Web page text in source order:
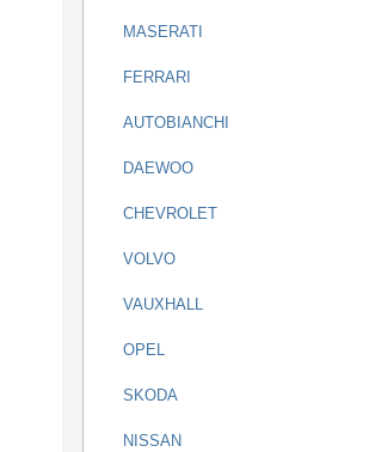
MASERATI
FERRARI
AUTOBIANCHI
DAEWOO
CHEVROLET
VOLVO
VAUXHALL
OPEL
SKODA
NISSAN